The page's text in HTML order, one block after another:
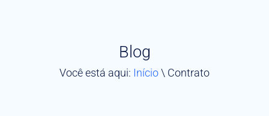
Blog
Você está aqui: Início\ Contrato